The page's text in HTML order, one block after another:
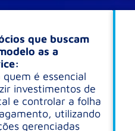
que buscam
as a
quem é essencial
investimentos de
e controlar a folha
utilizando
gerenciadas